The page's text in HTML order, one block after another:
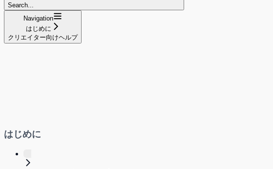
Search...
Navigation
はじめに
クリエイター向けヘルプ
はじめに